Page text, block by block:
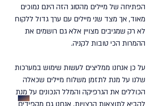
שיווק דיגיטלי לפוליטיקאים ומפלגות
שיווק דיגיטלי לפרויקט נדל"ן
הפתיחה של מיילים מהסוג הזה הינם נמוכים
מאוד, אך מצד שני מיילים עם ערך גדול ללקוח
לא רק שמגיבים מצויין אלא גם רושמים את
ההמרות הכי טובות לקניה.
על כן אנחנו ממליצים לעשות שימוש במערכות
שלנו על מנת לתזמן משלוח מיילים שכאלה
הכוללים את הגרפיקה והמלל הנכונים על מנת
להביא לתוצאות הרצויות. אנחנו גם מקפידים